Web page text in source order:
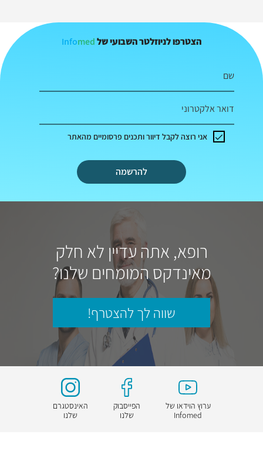
הצטרפו לניוזלטר השבועי של Infomed
שם
דואר אלקטרוני
להרשמה
אני רוצה לקבל דיוור ותכנים פרסומיים מהאתר
רופא, אתה עדיין לא חלק
מאינדקס המומחים שלנו?
שווה לך להצטרף!
ערוץ הוידאו של
Infomed
הפייסבוק
שלנו
האינסטגרם
שלנו